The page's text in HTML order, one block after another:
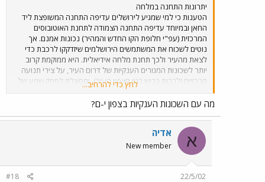
יתרונות התחנה במלחה
הטענות כי למי שמגיע לירושלים עדיפה התחנה המשופצת ליד
החאן ובמיוחד עדיפה התחנה הצמודה לתחנת האוטובוסים
המרכזית (עפ"י חלופת הקו החדש והמהיר) נכונות אמנם. אך
נוטים לשכוח את המשתמשים הירושלמים שיזדקקו לרכבת כדי
לצאת מהעיר ולכך תחנת מלחה אידיאלית. היא ממוקמת קרוב
יותר לשכונות המגורים הענקיות של דרום העיר, על צירי תנועה
מרכזיים (לרבות כביש בגין מצפון העיר), ומסוגלת לספק שפע של
לחץ כדי להרחיב...
מה עם השכונות הענקיות בצפון י-ם?
א אדיה
New member
22/5/02
#18